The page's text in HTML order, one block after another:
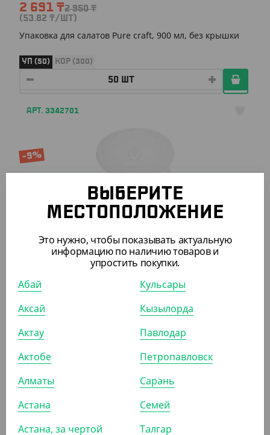
2 691 ₸2 950₸
(53.82 ₸/ШТ)
Упаковка для салатов Pure craft, 900 мл, без крышки
УП (50) КОР (300)
АРТ. 3342701
-9%
1 780₸ 1 950 ₸
(35.60₸/ШТ)
Крышка для крафт салатницы Pure craft, для 900/1300
мл, прозрачная
ПОХОЖИЕ ТОВАРЫ
ВЫБЕРИТЕ
МЕСТОПОЛОЖЕНИЕ
Это нужно, чтобы показывать актуальную
информацию по наличию товаров и
упростить покупки.
Абай
Аксай
Актау
Актобе
Алматы
Астана
Астана, за чертой
Кульсары
Кызылорда
Павлодар
Петропавловск
Сарань
Семей
Талгар